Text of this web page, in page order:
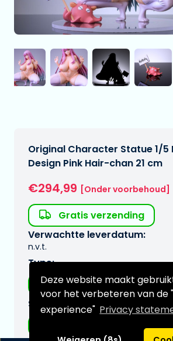
Deze website maakt
voor het verbeteren van de
experience" Privacy
Original Character Statue 1/5
Design Pink Hair-chan 21 cm
€294,99 [Onder voorbehoud]
Gratis verzending
Verwachtte leverdatum:
n.v.t.
Type:
Hentai figuren
Serie: